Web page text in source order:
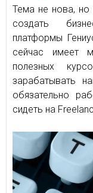
Тема не нова, но
создать
платформы
сейчас имеет
полезных
зарабатывать
обязательно
сидеть на